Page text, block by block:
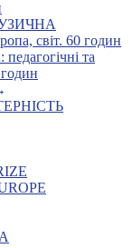
світ. 60 годин
та